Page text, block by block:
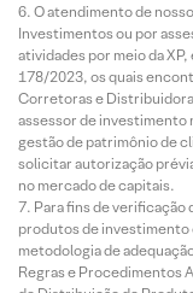
O atendimento de
Investimentos ou por
atividades por meio da
178/2023, os quais
Corretoras e
assessor de investimento
gestão de patrimônio de
solicitar autorização
no mercado de capitais.
Para fins de verificação
produtos de investimento
metodologia de
Regras e Procedimentos